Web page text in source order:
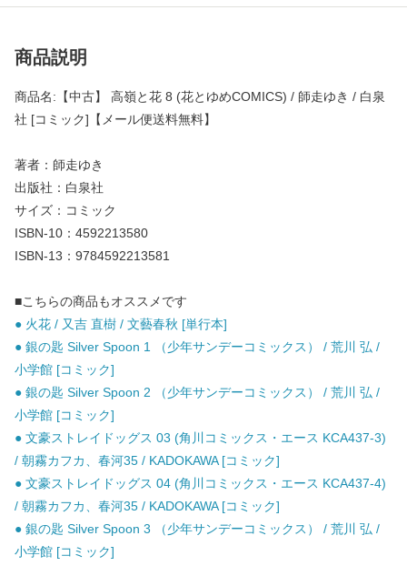
商品説明
商品名:【中古】 高嶺と花 8 (花とゆめCOMICS) / 師走ゆき / 白泉
社 [コミック]【メール便送料無料】
著者：師走ゆき
出版社：白泉社
サイズ：コミック
ISBN-10：4592213580
ISBN-13：9784592213581
■こちらの商品もオススメです
● 火花 / 又吉 直樹 / 文藝春秋 [単行本]
● 銀の匙 Silver Spoon 1 （少年サンデーコミックス） / 荒川 弘 /
小学館 [コミック]
● 銀の匙 Silver Spoon 2 （少年サンデーコミックス） / 荒川 弘 /
小学館 [コミック]
● 文豪ストレイドッグス 03 (角川コミックス・エース KCA437-3)
/ 朝霧カフカ、春河35 / KADOKAWA [コミック]
● 文豪ストレイドッグス 04 (角川コミックス・エース KCA437-4)
/ 朝霧カフカ、春河35 / KADOKAWA [コミック]
● 銀の匙 Silver Spoon 3 （少年サンデーコミックス） / 荒川 弘 /
小学館 [コミック]